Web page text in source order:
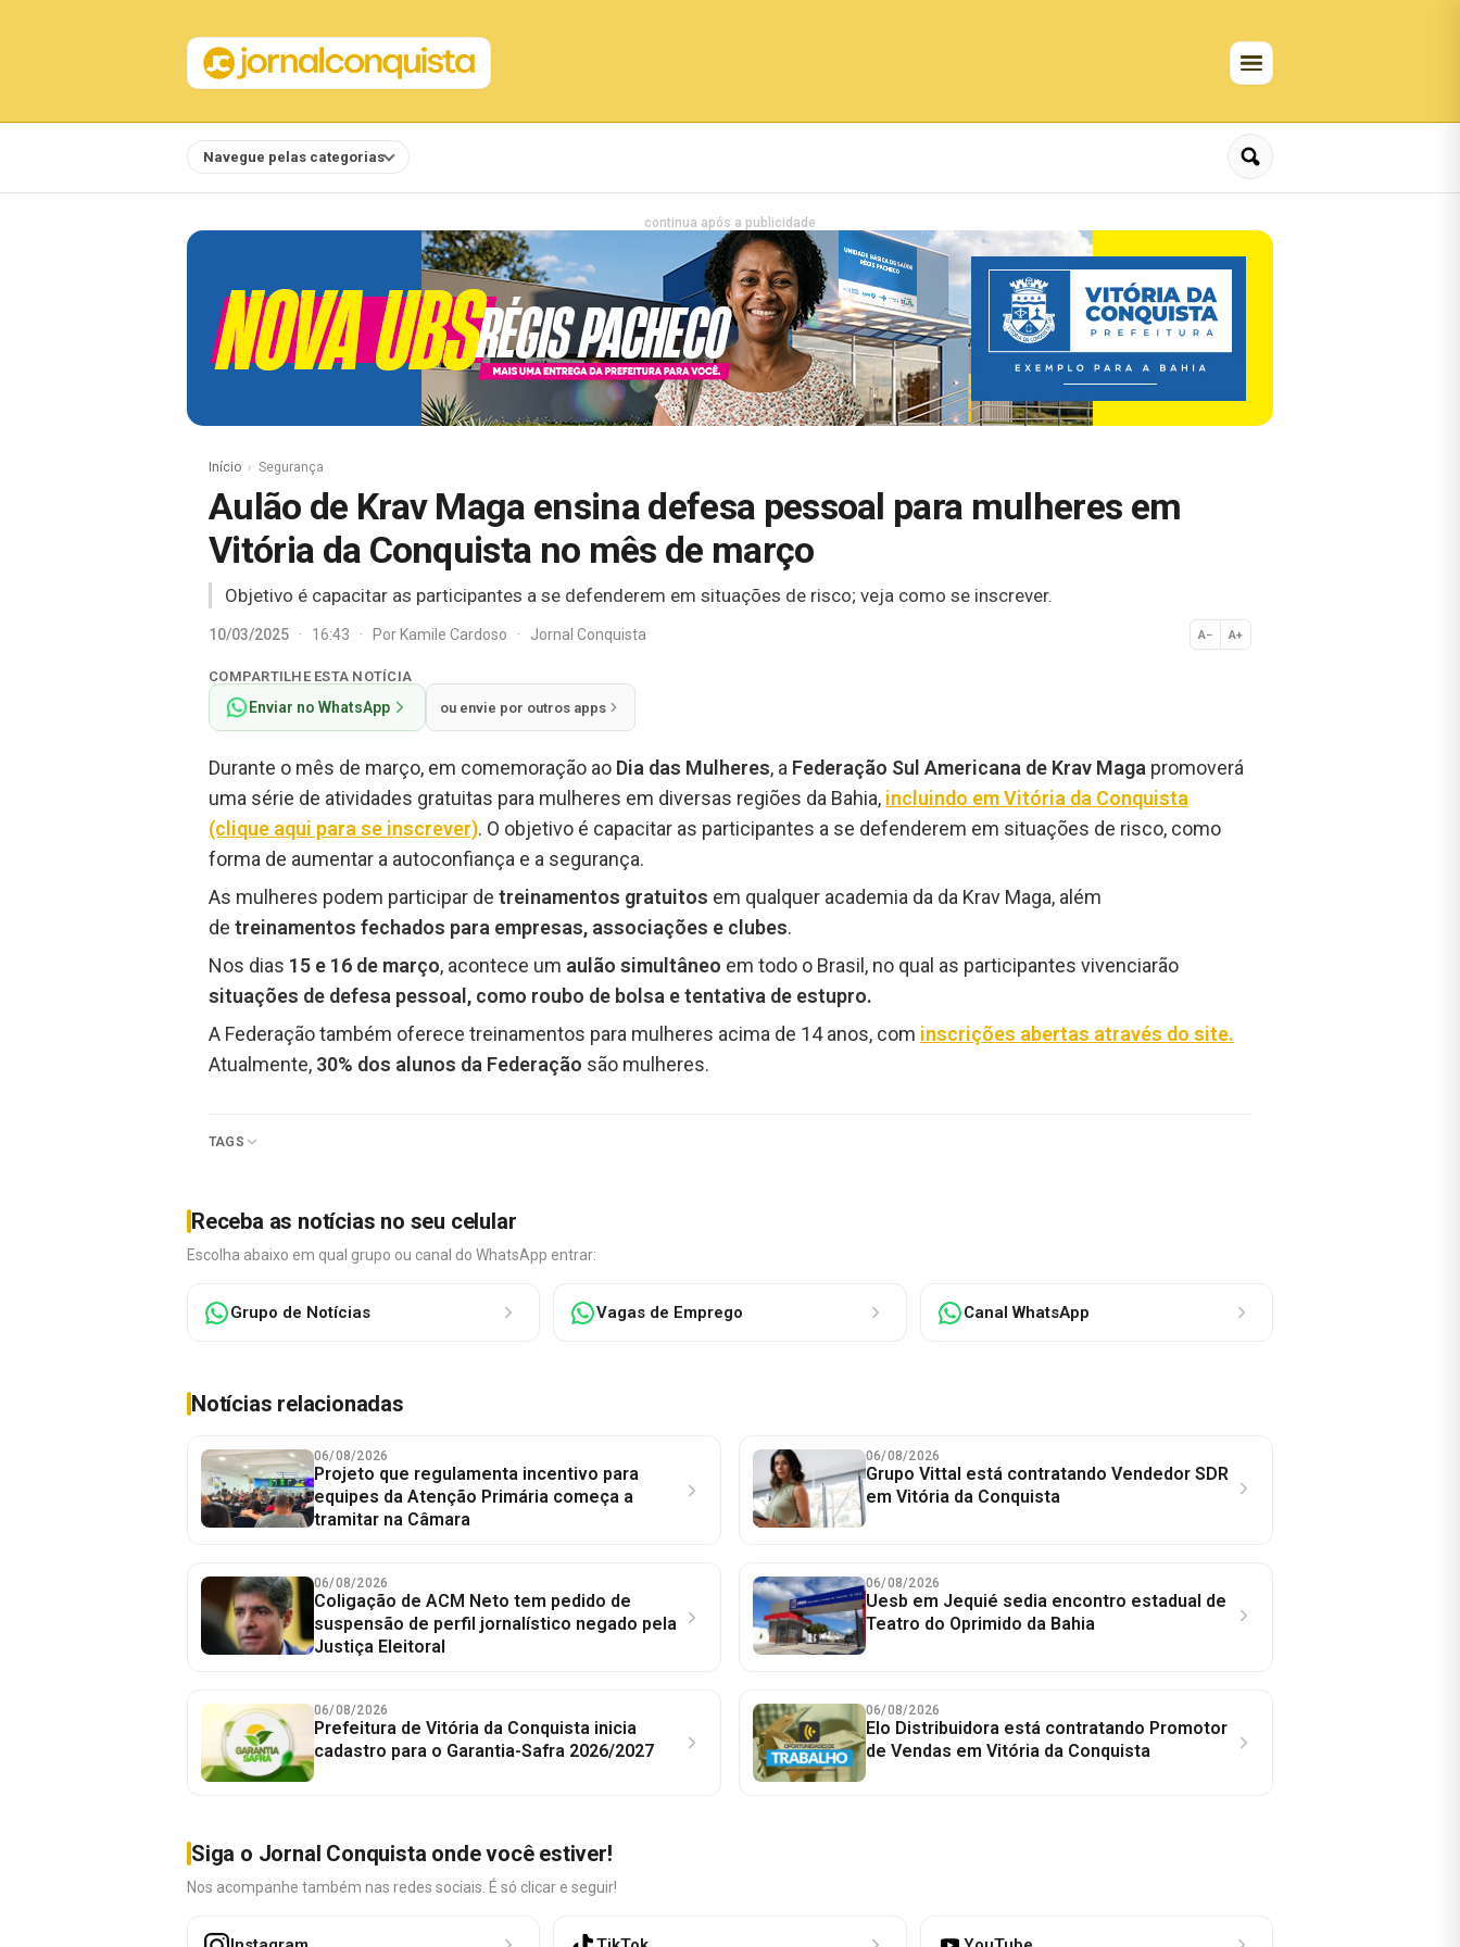
Navegue pelas categorias
continua após a publicidade
Início Segurança
Aulão de Krav Maga ensina defesa pessoal para mulheres em
Vitória da Conquista no mês de março
Objetivo é capacitar as participantes a se defenderem em situações de risco; veja como se inscrever.
10/03/2025 · 16:43 · PorKamile Cardoso · Jornal Conquista A− A+
Normal
COMPARTILHE ESTA NOTÍCIA
Enviar no WhatsApp ou envie por outros apps
Durante o mês de março, em comemoração ao Dia das Mulheres, a Federação Sul Americana de Krav Maga promoverá
uma série de atividades gratuitas para mulheres em diversas regiões da Bahia, incluindo em Vitória da Conquista
(clique aqui para se inscrever). O objetivo é capacitar as participantes a se defenderem em situações de risco, como
forma de aumentar a autoconfiança e a segurança.
As mulheres podem participar de treinamentos gratuitos em qualquer academia da da Krav Maga, além
de treinamentos fechados para empresas, associações e clubes.
Nos dias 15 e 16 de março, acontece um aulão simultâneo em todo o Brasil, no qual as participantes vivenciarão
situações de defesa pessoal, como roubo de bolsa e tentativa de estupro.
A Federação também oferece treinamentos para mulheres acima de 14 anos, com inscrições abertas através do site.
Atualmente, 30% dos alunos da Federação são mulheres.
TAGS
Receba as notícias no seu celular
Escolha abaixo em qual grupo ou canal do WhatsApp entrar:
Grupo de Notícias Vagas de Emprego Canal WhatsApp
Notícias relacionadas
06/08/2026
Projeto que regulamenta incentivo para
equipes da Atenção Primária começa a
tramitar na Câmara
06/08/2026
Grupo Vittal está contratando Vendedor SDR
em Vitória da Conquista
06/08/2026
Coligação de ACM Neto tem pedido de
suspensão de perfil jornalístico negado pela
Justiça Eleitoral
06/08/2026
Uesb em Jequié sedia encontro estadual de
Teatro do Oprimido da Bahia
06/08/2026
Prefeitura de Vitória da Conquista inicia
cadastro para o Garantia-Safra 2026/2027
06/08/2026
Elo Distribuidora está contratando Promotor
de Vendas em Vitória da Conquista
Siga o Jornal Conquista onde você estiver!
Nos acompanhe também nas redes sociais. É só clicar e seguir!